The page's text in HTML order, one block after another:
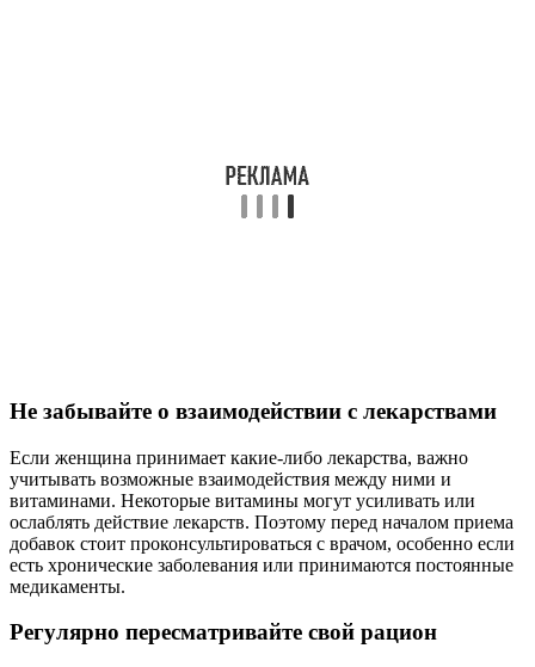
Не забывайте о взаимодействии с лекарствами
Если женщина принимает какие-либо лекарства, важно
учитывать возможные взаимодействия между ними и
витаминами. Некоторые витамины могут усиливать или
ослаблять действие лекарств. Поэтому перед началом приема
добавок стоит проконсультироваться с врачом, особенно если
есть хронические заболевания или принимаются постоянные
медикаменты.
Регулярно пересматривайте свой рацион